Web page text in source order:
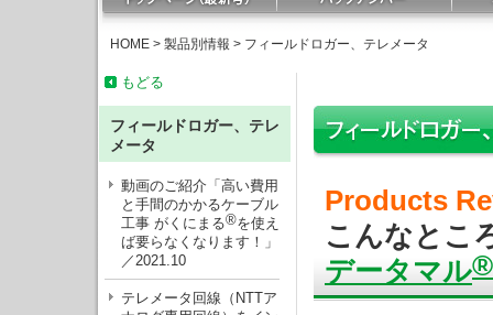
HOME > 製品別情報 > フィールドロガー、テレメータ
もどる
フィールドロガー、テレ
メータ
動画のご紹介「高い費用
と手間のかかるケーブル
工事 がくにまる®を使え
ば要らなくなります！」
／2021.10
テレメータ回線（NTTア
Products
こんなとこ
データマル®